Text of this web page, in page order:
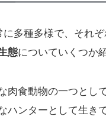
多種多様で、それ
態についていくつか
肉食動物の一つとし
ハンターとして生き